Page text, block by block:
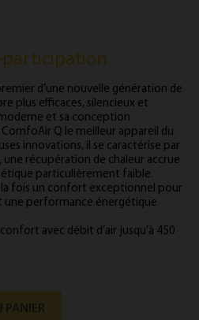
participation
d’une nouvelle génération de
plus efficaces, silencieux et
et sa conception
Q le meilleur appareil du
innovations, il se caractérise par
une récupération de chaleur accrue
particulièrement faible.
fois un confort exceptionnel pour
performance énergétique
avec débit d’air jusqu’à 450
PANIER